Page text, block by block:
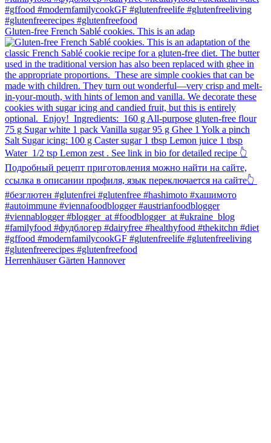
Gluten-free French Sablé cookies.⁠ This is an adap
Herrenhäuser Gärten Hannover